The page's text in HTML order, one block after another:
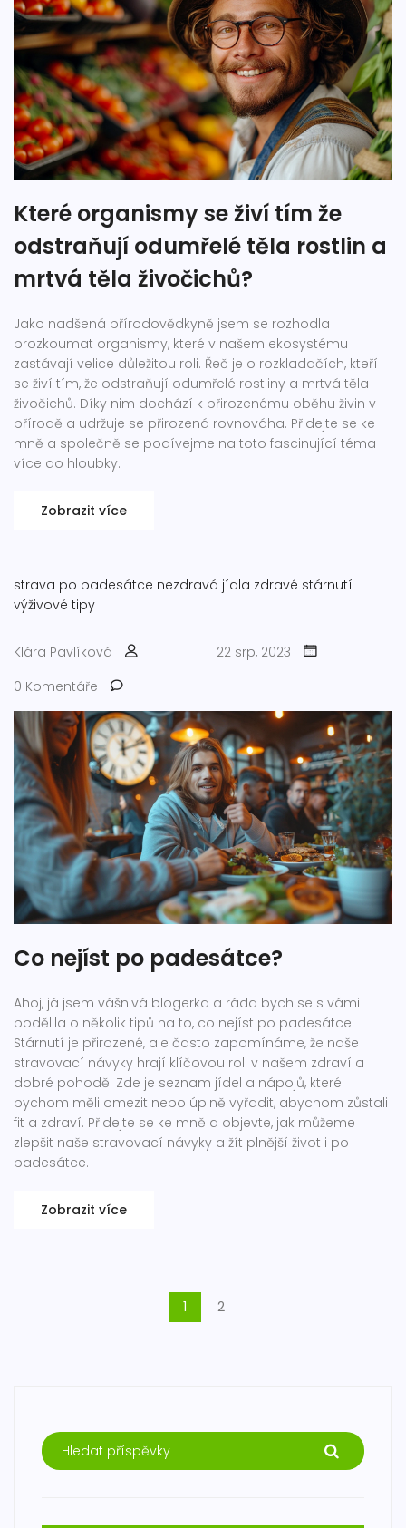
Které organismy se živí tím že
odstraňují odumřelé těla rostlin a
mrtvá těla živočichů?
Jako nadšená přírodovědkyně jsem se rozhodla
prozkoumat organismy, které v našem ekosystému
zastávají velice důležitou roli. Řeč je o rozkladačích, kteří
se živí tím, že odstraňují odumřelé rostliny a mrtvá těla
živočichů. Díky nim dochází k přirozenému oběhu živin v
přírodě a udržuje se přirozená rovnováha. Přidejte se ke
mně a společně se podívejme na toto fascinující téma
více do hloubky.
Zobrazit více
strava po padesátce nezdravá jídla zdravé stárnutí
výživové tipy
Klára Pavlíková
22 srp, 2023
0 Komentáře
Co nejíst po padesátce?
Ahoj, já jsem vášnivá blogerka a ráda bych se s vámi
podělila o několik tipů na to, co nejíst po padesátce.
Stárnutí je přirozené, ale často zapomínáme, že naše
stravovací návyky hrají klíčovou roli v našem zdraví a
dobré pohodě. Zde je seznam jídel a nápojů, které
bychom měli omezit nebo úplně vyřadit, abychom zůstali
fit a zdraví. Přidejte se ke mně a objevte, jak můžeme
zlepšit naše stravovací návyky a žít plnější život i po
padesátce.
Zobrazit více
1 2